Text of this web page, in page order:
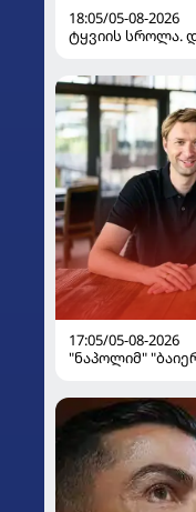
18:05/05-08-2026
ტყვიის სროლა.
17:05/05-08-2026
"ნაპოლიმ"